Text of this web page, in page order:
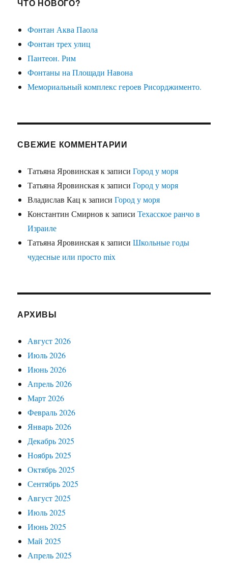
ЧТО НОВОГО?
Фонтан Аква Паола
Фонтан трех улиц
Пантеон. Рим
Фонтаны на Площади Навона
Мемориальный комплекс героев Рисорджименто.
СВЕЖИЕ КОММЕНТАРИИ
Татьяна Яровинскаяк записиГород у моря
Татьяна Яровинскаяк записиГород у моря
Владислав Кац к записиГород у моря
Константин Смирнов к записиТехасское ранчо в
Израиле
Татьяна Яровинскаяк записиШкольные годы
чудесные или просто mix
АРХИВЫ
Август 2026
Июль 2026
Июнь 2026
Апрель 2026
Март 2026
Февраль 2026
Январь 2026
Декабрь 2025
Ноябрь 2025
Октябрь 2025
Сентябрь 2025
Август 2025
Июль 2025
Июнь 2025
Май 2025
Апрель 2025